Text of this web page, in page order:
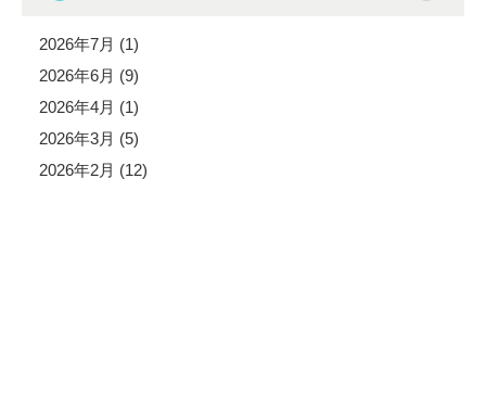
2026年7月 (1)
2026年6月 (9)
2026年4月 (1)
2026年3月 (5)
2026年2月 (12)